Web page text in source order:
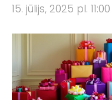
15. jūlijs, 2025 pl. 11:00